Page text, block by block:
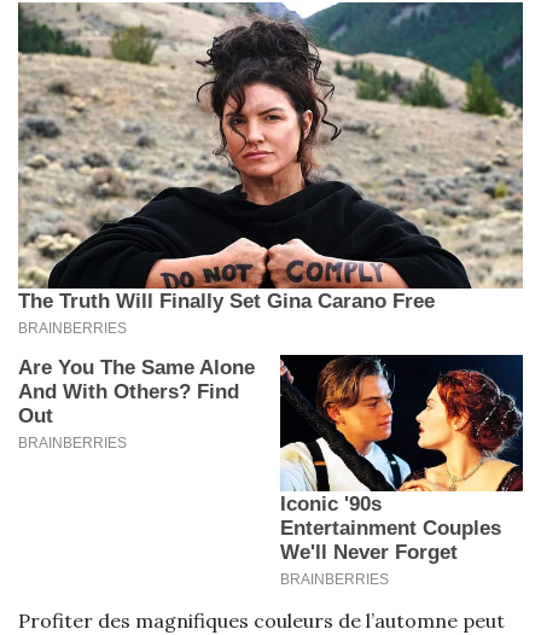
Profiter des magnifiques couleurs de l’automne peut